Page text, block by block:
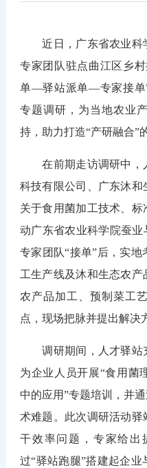
近日，广东省农业科
专家团队驻点曲江区乡
单—驿站派单—专家接
专题调研，为当地农业
持，助力打造“产研融合”
在前期走访调研中，
科技有限公司、广东沐
关于食用菌加工技术、
动广东省农业科学院蚕业
专家团队“接单”后，实
工生产线及沐和生态农
农产品加工、预制菜工
点，现场把脉并提出解决
调研期间，人才驿站
为企业人员开展“食用菌
中的应用”专题培训，并
术难题。此次调研活动
干效率问题，专家给出
过“驿站跑腿”搭建起企